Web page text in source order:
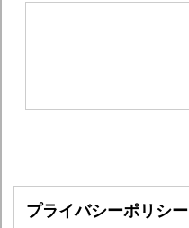
プライバシーポリシー